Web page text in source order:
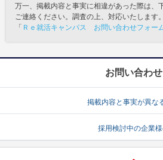
万一、掲載内容と事実に相違があった際は、
ご連絡ください。調査の上、対応いたします。
「 Ｒｅ就活キャンパス お問い合わせフォー
お問い合わせ
掲載内容と事実が異な
採用検討中の企業